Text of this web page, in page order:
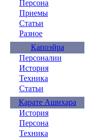
Персона
Приемы
Статьи
Разное
Капоэйра
Персоналии
История
Техника
Статьи
Карате Ашихара
История
Персона
Техника